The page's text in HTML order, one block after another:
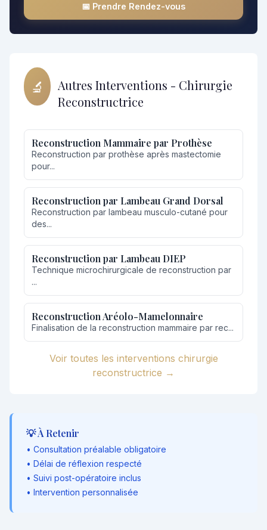
📅 Prendre Rendez-vous
🔬
Autres Interventions - Chirurgie
Reconstructrice
Reconstruction Mammaire par Prothèse
Reconstruction par prothèse après mastectomie
pour...
Reconstruction par Lambeau Grand Dorsal
Reconstruction par lambeau musculo-cutané pour
des...
Reconstruction par Lambeau DIEP
Technique microchirurgicale de reconstruction par
...
Reconstruction Aréolo-Mamelonnaire
Finalisation de la reconstruction mammaire par rec...
Voir toutes les interventions chirurgie
reconstructrice →
💡 À Retenir
• Consultation préalable obligatoire
• Délai de réflexion respecté
• Suivi post-opératoire inclus
• Intervention personnalisée